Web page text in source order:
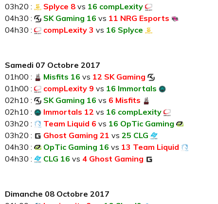
03h20 :
Splyce 8 vs 16 compLexity
04h30 :
SK Gaming 16 vs 11 NRG Esports
04h30 :
compLexity 3 vs 16 Splyce
Samedi 07 Octobre 2017
01h00 :
Misfits 16 vs 12 SK Gaming
01h00 :
compLexity 9 vs 16 Immortals
02h10 :
SK Gaming 16 vs 6 Misfits
02h10 :
Immortals 12 vs 16 compLexity
03h20 :
Team Liquid 6 vs 16 OpTic Gaming
03h20 :
Ghost Gaming 21 vs 25 CLG
04h30 :
OpTic Gaming 16 vs 13 Team Liquid
04h30 :
CLG 16 vs 4 Ghost Gaming
Dimanche 08 Octobre 2017